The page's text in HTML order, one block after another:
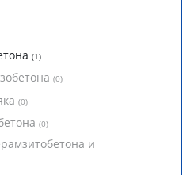
(1)
(0)
(0)
(0)
и